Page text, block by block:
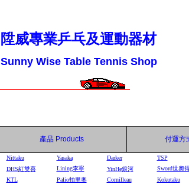
陞威專業乒乓及運動器材
Sunny Wise Table Tennis Shop
產品 Products 付運方
Nittaku Yasaka Darker TSP
DHS紅雙喜 Lining李寧 YinHe銀河 Sword世奧
KTL Palio拍里奧 Cornilleau Kokutaku